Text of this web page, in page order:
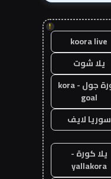
!
koora live
يلا شوت
كورة جول - kora
goal
سوريا لايف
يلا كورة -
yallakora